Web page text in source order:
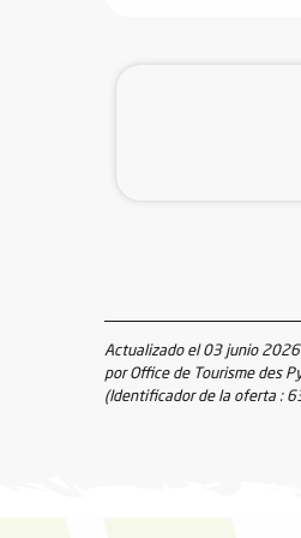
Actualizado el 03 junio
por Office de Tourisme des
(Identificador de la oferta :